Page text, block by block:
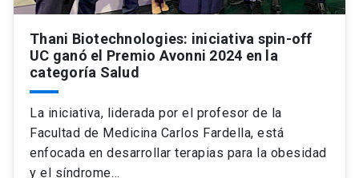
Thani Biotechnologies: iniciativa spin-off
UC ganó el Premio Avonni 2024 en la
categoría Salud
La iniciativa, liderada por el profesor de la
Facultad de Medicina Carlos Fardella, está
enfocada en desarrollar terapias para la obesidad
y el síndrome…